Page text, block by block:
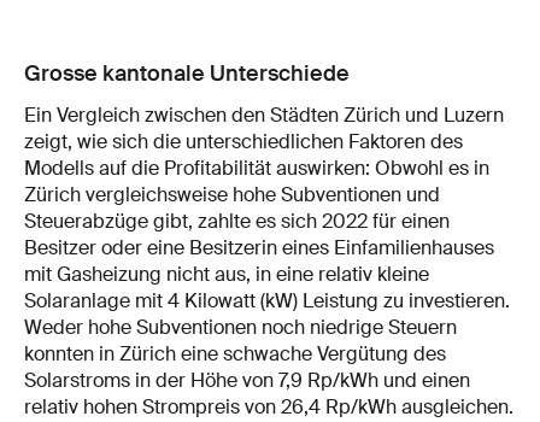
Grosse kantonale Unterschiede
Ein Vergleich zwischen den Städten Zürich und Luzern
zeigt, wie sich die unterschiedlichen Faktoren des
Modells auf die Profitabilität auswirken: Obwohl es in
Zürich vergleichsweise hohe Subventionen und
Steuerabzüge gibt, zahlte es sich 2022 für einen
Besitzer oder eine Besitzerin eines Einfamilienhauses
mit Gasheizung nicht aus, in eine relativ kleine
Solaranlage mit 4 Kilowatt (kW) Leistung zu investieren.
Weder hohe Subventionen noch niedrige Steuern
konnten in Zürich eine schwache Vergütung des
Solarstroms in der Höhe von 7,9 Rp/kWh und einen
relativ hohen Strompreis von 26,4 Rp/kWh ausgleichen.